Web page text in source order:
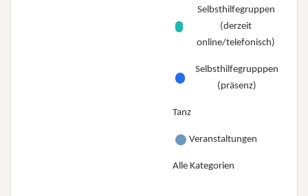
Selbsthilfegruppen
(derzeit
online/telefonisch)
Selbsthilfegrupppen
(präsenz)
Tanz
Veranstaltungen
Alle Kategorien